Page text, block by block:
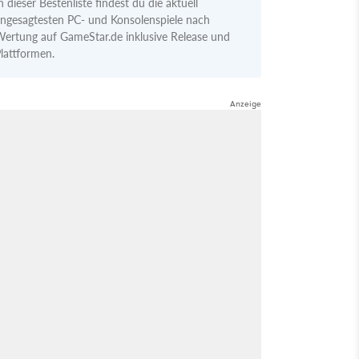
PC- und Konsolenspiele nach
auf GameStar.de inklusive Release und